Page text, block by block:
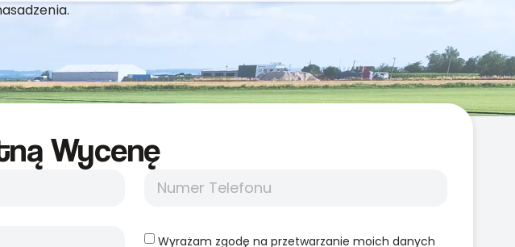
Wycenę
Wyrażam zgodę na przetwarzanie moich danych